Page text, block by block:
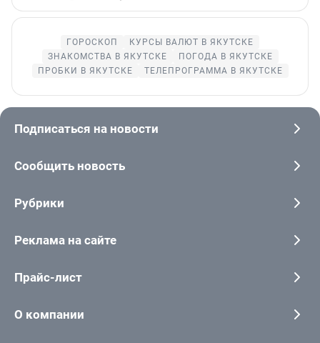
ГОРОСКОП
КУРСЫ ВАЛЮТ В ЯКУТСКЕ
ЗНАКОМСТВА В ЯКУТСКЕ
ПОГОДА В ЯКУТСКЕ
ПРОБКИ В ЯКУТСКЕ
ТЕЛЕПРОГРАММА В ЯКУТСКЕ
Подписаться на новости
Сообщить новость
Рубрики
Реклама на сайте
Прайс-лист
О компании